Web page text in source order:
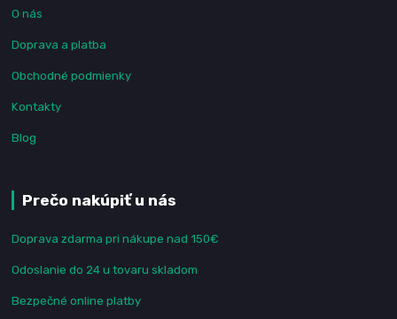
O nás
Doprava a platba
Obchodné podmienky
Kontakty
Blog
Prečo nakúpiť u nás
Doprava zdarma pri nákupe nad 150€
Odoslanie do 24 u tovaru skladom
Bezpečné online platby